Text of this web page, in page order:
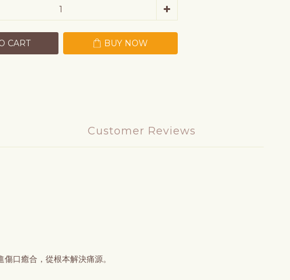
CART BUY NOW
Customer Reviews
口癒合，從根本解決痛源。